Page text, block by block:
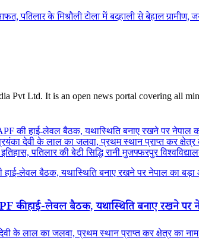
के मिश्रौली टोला में बदहाली से बेहाल ग्रामीण,
Pvt Ltd. It is an open news portal covering all
की हाई-लेवल बैठक, यथास्थिति बनाए रखने पर नेपाल
देवी के लाल का जलवा, प्रथम स्थान प्राप्त कर क्षेत्र
पतिलार की बेटी सिद्धि रानी मुजफ्फरपुर
हाई-लेवल बैठक, यथास्थिति बनाए रखने पर नेपाल का
की हाई-लेवल बैठक, यथास्थिति बनाए रखने पर
के लाल का जलवा, प्रथम स्थान प्राप्त कर क्षेत्र का